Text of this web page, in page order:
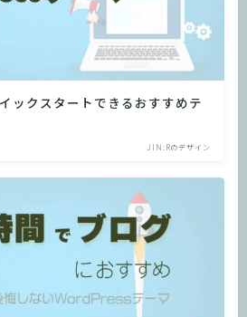
ックスタートできるおすすめテ
JIN:Rのデザイン